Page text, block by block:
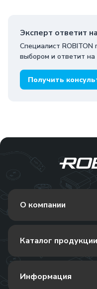
Эксперт ответит
Специалист ROBITON
выбором и ответит на
Получить
О компании
Каталог продукции
Информация